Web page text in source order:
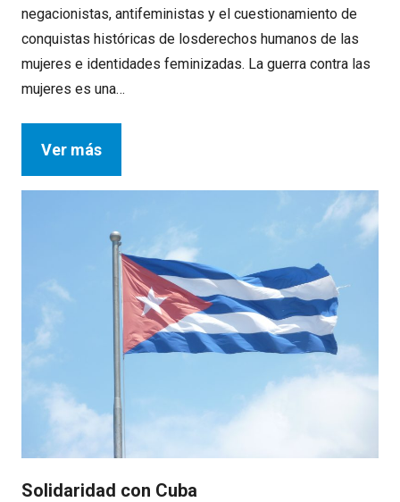
negacionistas, antifeministas y el cuestionamiento de
conquistas históricas de losderechos humanos de las
mujeres e identidades feminizadas. La guerra contra las
mujeres es una…
Ver más
Solidaridad con Cuba